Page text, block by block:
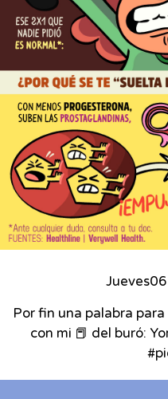
Jueves06
Por fin una palabra
con mi 📕 del buró: